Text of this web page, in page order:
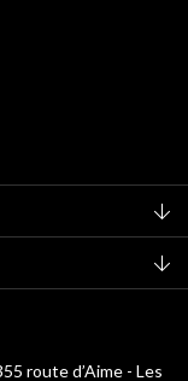
route d’Aime - Les